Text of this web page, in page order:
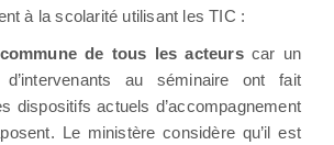
à la scolarité utilisant les TIC :
de tous les acteurs car un
au séminaire ont fait
dispositifs actuels d’accompagnement
Le ministère considère qu’il est